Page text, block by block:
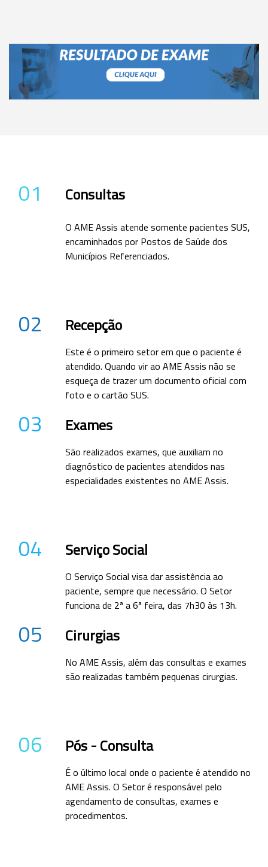
01 Consultas
O AME Assis atende somente pacientes SUS,
encaminhados por Postos de Saúde dos
Municípios Referenciados.
02 Recepção
Este é o primeiro setor em que o paciente é
atendido. Quando vir ao AME Assis não se
esqueça de trazer um documento oficial com
foto e o cartão SUS.
03 Exames
São realizados exames, que auxiliam no
diagnóstico de pacientes atendidos nas
especialidades existentes no AME Assis.
04 Serviço Social
O Serviço Social visa dar assistência ao
paciente, sempre que necessário. O Setor
funciona de 2ª a 6ª feira, das 7h30 às 13h.
05 Cirurgias
No AME Assis, além das consultas e exames
são realizadas também pequenas cirurgias.
06 Pós - Consulta
É o último local onde o paciente é atendido no
AME Assis. O Setor é responsável pelo
agendamento de consultas, exames e
procedimentos.